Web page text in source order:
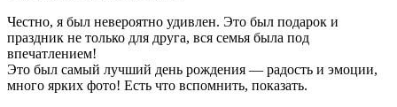
Честно, я был невероятно удивлен. Это был подарок и
праздник не только для друга, вся семья была под
впечатлением!
Это был самый лучший день рождения — радость и эмоции,
много ярких фото! Есть что вспомнить, показать.